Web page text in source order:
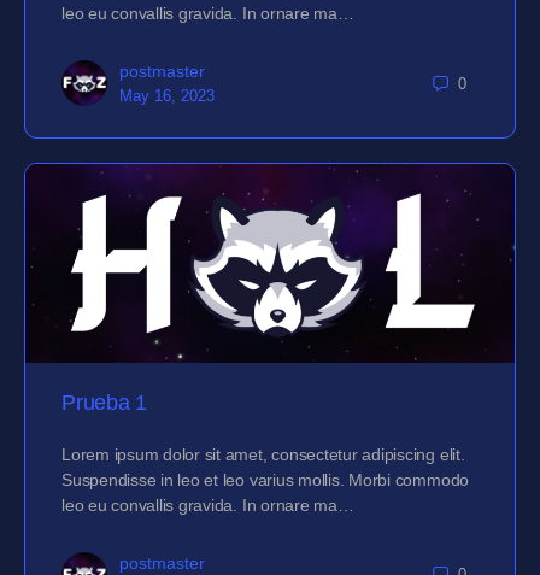
leo eu convallis gravida. In ornare ma…
postmaster
May 16, 2023
0
Prueba 1
Lorem ipsum dolor sit amet, consectetur adipiscing elit.
Suspendisse in leo et leo varius mollis. Morbi commodo
leo eu convallis gravida. In ornare ma…
postmaster